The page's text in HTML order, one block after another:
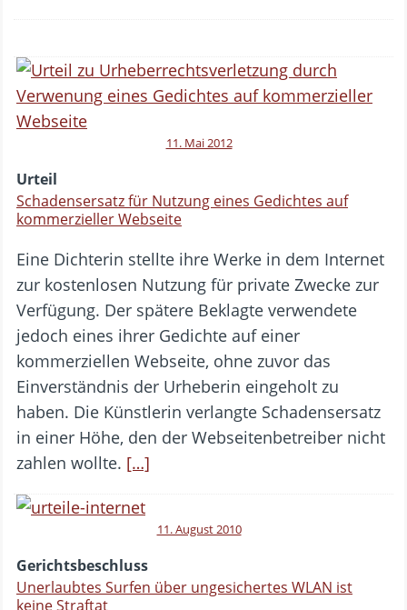
11. Mai 2012
Urteil
Schadensersatz für Nutzung eines Gedichtes auf
kommerzieller Webseite
Eine Dichterin stellte ihre Werke in dem Internet
zur kostenlosen Nutzung für private Zwecke zur
Verfügung. Der spätere Beklagte verwendete
jedoch eines ihrer Gedichte auf einer
kommerziellen Webseite, ohne zuvor das
Einverständnis der Urheberin eingeholt zu
haben. Die Künstlerin verlangte Schadensersatz
in einer Höhe, den der Webseitenbetreiber nicht
zahlen wollte. […]
11. August 2010
Gerichtsbeschluss
Unerlaubtes Surfen über ungesichertes WLAN ist
keine Straftat